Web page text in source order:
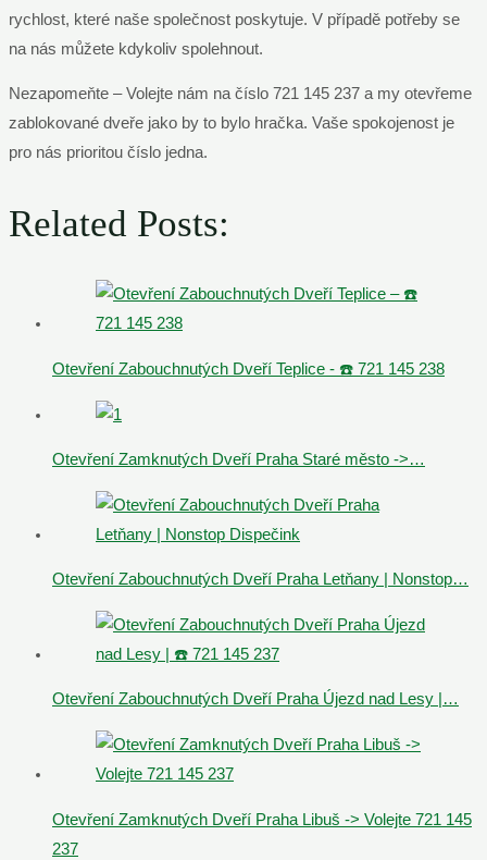
rychlost, které naše společnost poskytuje. V případě potřeby se
na nás můžete kdykoliv spolehnout.
Nezapomeňte – Volejte nám na číslo 721 145 237 a my otevřeme
zablokované dveře jako by to bylo hračka. Vaše spokojenost je
pro nás prioritou číslo jedna.
Related Posts:
Otevření Zabouchnutých Dveří Teplice - ☎️ 721 145 238
Otevření Zamknutých Dveří Praha Staré město ->…
Otevření Zabouchnutých Dveří Praha Letňany | Nonstop…
Otevření Zabouchnutých Dveří Praha Újezd nad Lesy |…
Otevření Zamknutých Dveří Praha Libuš -> Volejte 721 145
237